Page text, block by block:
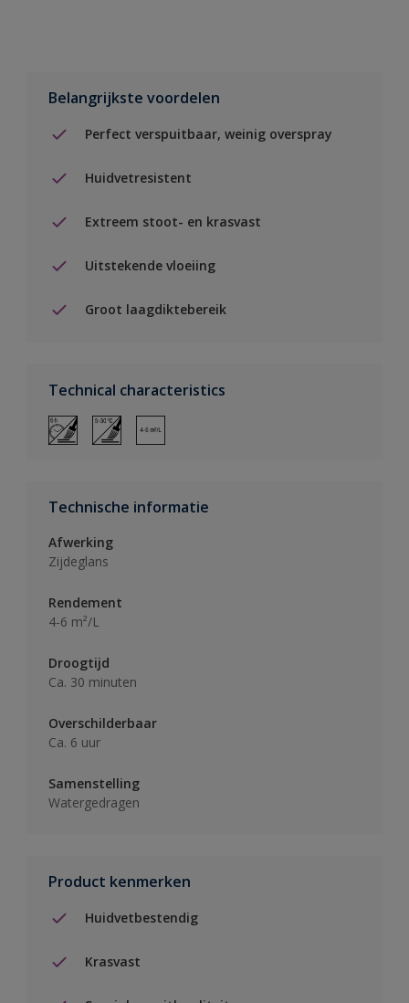
Belangrijkste voordelen
Perfect verspuitbaar, weinig overspray
Huidvetresistent
Extreem stoot- en krasvast
Uitstekende vloeiing
Groot laagdiktebereik
Technical characteristics
Technische informatie
Afwerking
Zijdeglans
Rendement
4-6 m²/L
Droogtijd
Ca. 30 minuten
Overschilderbaar
Ca. 6 uur
Samenstelling
Watergedragen
Product kenmerken
Huidvetbestendig
Krasvast